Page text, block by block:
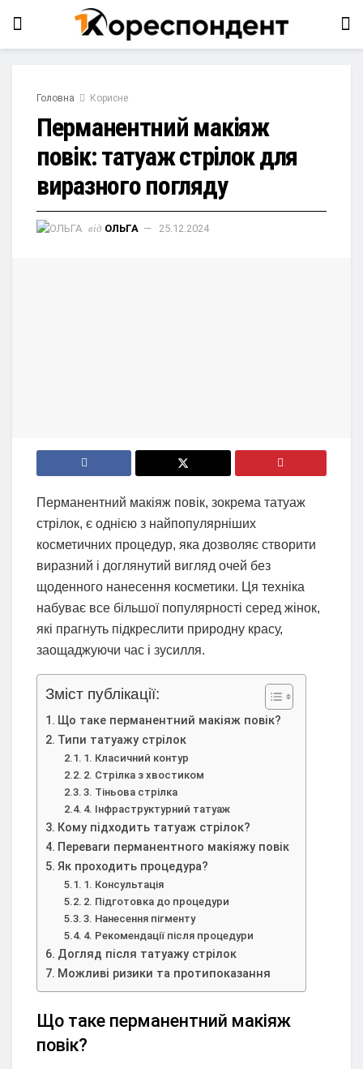
Головна Корисне
Перманентний макіяж
повік: татуаж стрілок для
виразного погляду
від ОЛЬГА 25.12.2024
Перманентний макіяж повік, зокрема татуаж
стрілок, є однією з найпопулярніших
косметичних процедур, яка дозволяє створити
виразний і доглянутий вигляд очей без
щоденного нанесення косметики. Ця техніка
набуває все більшої популярності серед жінок,
які прагнуть підкреслити природну красу,
заощаджуючи час і зусилля.
Зміст публікації:
Що таке перманентний макіяж повік?
Типи татуажу стрілок
1. Класичний контур
2. Стрілка з хвостиком
3. Тіньова стрілка
4. Інфраструктурний татуаж
Кому підходить татуаж стрілок?
Переваги перманентного макіяжу повік
Як проходить процедура?
1. Консультація
2. Підготовка до процедури
3. Нанесення пігменту
4. Рекомендації після процедури
Догляд після татуажу стрілок
Можливі ризики та протипоказання
Що таке перманентний макіяж
повік?